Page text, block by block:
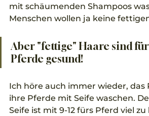
mit schäumenden Shampoos
Menschen wollen ja keine
Aber "fettige" Haare sind
Pferde gesund!
Ich höre auch immer wieder, das
ihre Pferde mit Seife waschen.
Seife ist mit 9-12 fürs Pferd viel